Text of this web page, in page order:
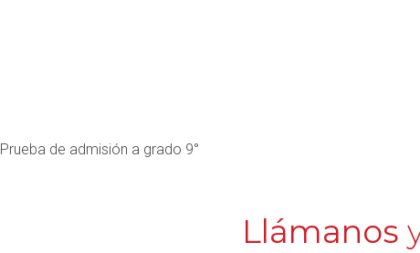
Prueba de admisión a grado 9°
Llámanos